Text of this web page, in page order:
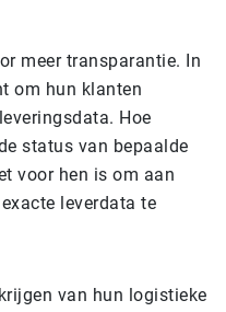
meer transparantie. In
om hun klanten
Hoe
status van bepaalde
voor hen is om aan
leverdata te
van hun logistieke